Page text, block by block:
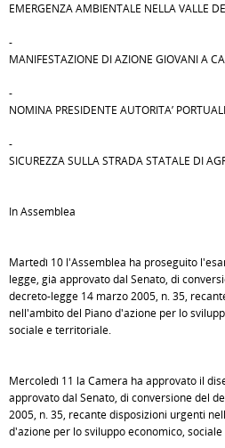
EMERGENZA AMBIENTALE NELLA VALLE
-
MANIFESTAZIONE DI AZIONE GIOVANI A
-
NOMINA PRESIDENTE AUTORITA’
-
SICUREZZA SULLA STRADA STATALE DI
In Assemblea
Martedì 10 l'Assemblea ha proseguito
legge, già approvato dal Senato, di
decreto-legge 14 marzo 2005, n. 35,
nell'ambito del Piano d'azione per lo
sociale e territoriale.
Mercoledì 11 la Camera ha approvato il
approvato dal Senato, di conversione del
2005, n. 35, recante disposizioni urgenti
d'azione per lo sviluppo economico,